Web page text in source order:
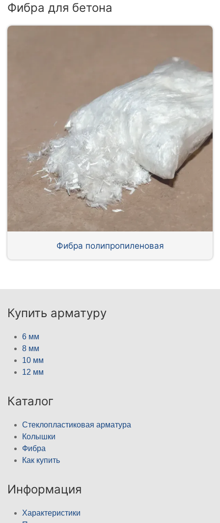
Фибра для бетона
Фибра полипропиленовая
Купить арматуру
6 мм
8 мм
10 мм
12 мм
Каталог
Стеклопластиковая арматура
Колышки
Фибра
Как купить
Информация
Характеристики